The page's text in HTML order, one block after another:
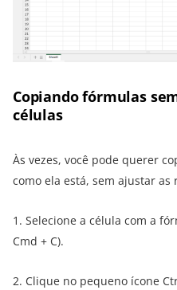
Copiando fórmulas
células
Às vezes, você pode querer
como ela está, sem ajustar as
1. Selecione a célula com a
Cmd + C).
2. Clique no pequeno ícone